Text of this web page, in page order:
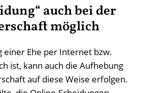
auch bei der
möglich
einer Ehe per Internet bzw.
ist, kann auch die Aufhebung
auf diese Weise erfolgen.